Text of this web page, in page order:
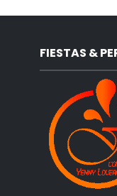
FIESTAS &